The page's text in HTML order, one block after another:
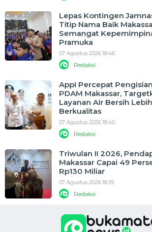
Lepas Kontingen
Titip Nama Baik
Semangat
Pramuka
07 Agustus 2026 18:46
Redaksi
Appi Percepat
PDAM Makassar,
Layanan Air Bersih Lebih
Berkualitas
07 Agustus 2026 18:40
Redaksi
Triwulan II 2026,
Makassar Capai 49
Rp130 Miliar
07 Agustus 2026 18:35
Redaksi